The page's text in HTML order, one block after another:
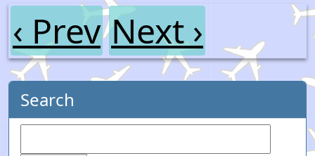
‹ Prev Next ›
Search